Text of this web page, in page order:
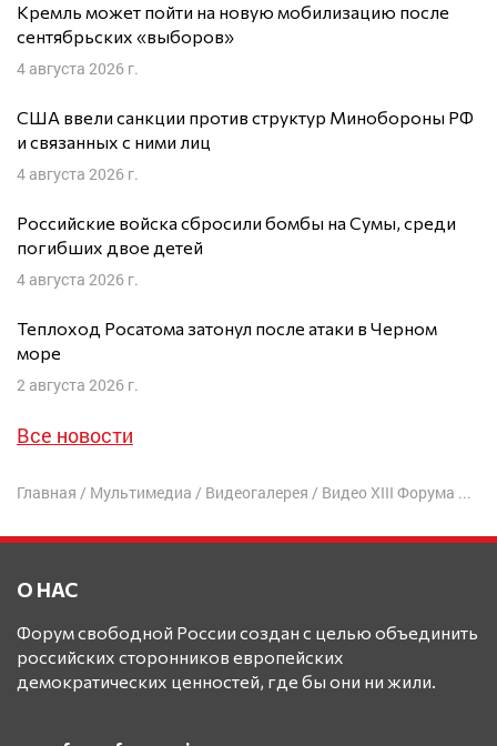
Кремль может пойти на новую мобилизацию после
сентябрьских «выборов»
4 августа 2026 г.
США ввели санкции против структур Минобороны РФ
и связанных с ними лиц
4 августа 2026 г.
Российские войска сбросили бомбы на Сумы, среди
погибших двое детей
4 августа 2026 г.
Теплоход Росатома затонул после атаки в Черном
море
2 августа 2026 г.
Все новости
Главная / Мультимедиа / Видеогалерея / Видео XIII Форума
О НАС
Форум свободной России создан с целью объединить
российских сторонников европейских
демократических ценностей, где бы они ни жили.